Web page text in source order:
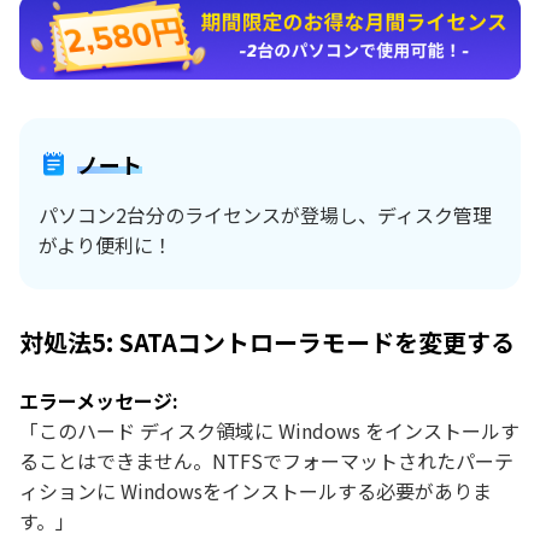
ノート
パソコン2台分のライセンスが登場し、ディスク管理
がより便利に！
対処法5: SATAコントローラモードを変更する
エラーメッセージ:
「このハード ディスク領域に Windows をインストールす
ることはできません。NTFSでフォーマットされたパーテ
ィションに Windowsをインストールする必要がありま
す。」